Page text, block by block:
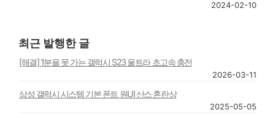
2024-02-10
최근 발행한 글
[해결] 1분을 못 가는 갤럭시 S23 울트라 초고속 충전
2026-03-11
삼성 갤럭시 시스템 기본 폰트 원UI 산스 혼란상
2025-05-05